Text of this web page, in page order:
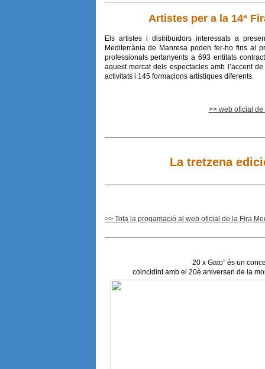
Artistes per a la 14ª
Els artistes i distribuïdors interessats a
Mediterrània de Manresa poden fer-ho fins al
professionals pertanyents a 693 entitats
aquest mercat dels espectacles amb l’accent
activitats i 145 formacions artístiques diferents.
>> web oficial
La tretzena
>> Tota la progamació al web oficial de la Fira
20 x Gato” és un
coincidint amb el 20è aniversari de la